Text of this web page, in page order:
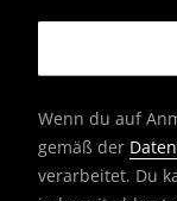
Wenn du auf
gemäß der
verarbeitet. Du